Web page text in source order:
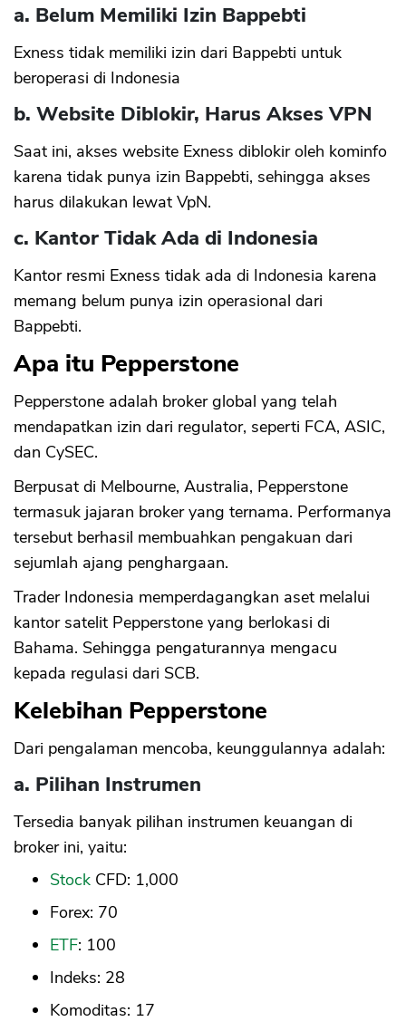
a. Belum Memiliki Izin Bappebti
Exness tidak memiliki izin dari Bappebti untuk
beroperasi di Indonesia
b. Website Diblokir, Harus Akses VPN
Saat ini, akses website Exness diblokir oleh kominfo
karena tidak punya izin Bappebti, sehingga akses
harus dilakukan lewat VpN.
c. Kantor Tidak Ada di Indonesia
Kantor resmi Exness tidak ada di Indonesia karena
memang belum punya izin operasional dari
Bappebti.
Apa itu Pepperstone
Pepperstone adalah broker global yang telah
mendapatkan izin dari regulator, seperti FCA, ASIC,
dan CySEC.
Berpusat di Melbourne, Australia, Pepperstone
termasuk jajaran broker yang ternama. Performanya
tersebut berhasil membuahkan pengakuan dari
sejumlah ajang penghargaan.
Trader Indonesia memperdagangkan aset melalui
kantor satelit Pepperstone yang berlokasi di
Bahama. Sehingga pengaturannya mengacu
kepada regulasi dari SCB.
Kelebihan Pepperstone
Dari pengalaman mencoba, keunggulannya adalah:
a. Pilihan Instrumen
Tersedia banyak pilihan instrumen keuangan di
broker ini, yaitu:
Stock CFD: 1,000
Forex: 70
ETF: 100
Indeks: 28
Komoditas: 17